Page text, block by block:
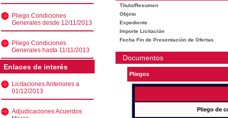
Pliego Condiciones
Generales desde 12/11/2013
Pliego Condiciones
Generales hasta 11/11/2013
Enlaces de interés
Licitaciones Anteriores a
01/12/2013
Adjudicaciones Acuerdos
Título/Resumen
Objeto
Expediente
Importe Licitación
Fecha Fin de Presentación de Ofertas
Documentos
Pliegos
Pliego de